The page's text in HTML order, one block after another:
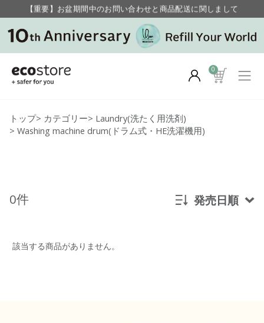
【重要】お盆期間中のお問い合わせと商品配送に関しまして
毎月お得にポイントが貯まる！ “月のポイントアップデー”
0
トップ> カテゴリー> Laundry(洗たく用洗剤)
> Washing machine drum(ドラム式・HE洗濯機用)
0件 発売日順
該当する商品がありません。